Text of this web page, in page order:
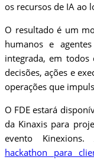
os recursos de IA ao
O resultado é um
humanos e
integrada, em todos
decisões, ações e
operações que
O FDE estará
da Kinaxis para
evento
hackathon para